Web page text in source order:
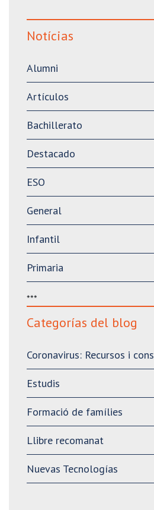
Notícias
Alumni
Artículos
Bachillerato
Destacado
ESO
General
Infantil
Primaria
***
Categorías del blog
Coronavirus: Recursos i
Estudis
Formació de famílies
Llibre recomanat
Nuevas Tecnologías